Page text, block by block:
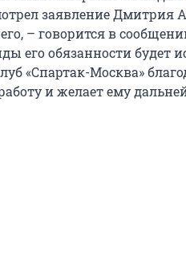
заявление Дмитрия
– говорится в
его обязанности будет
«Спартак-Москва»
и желает ему